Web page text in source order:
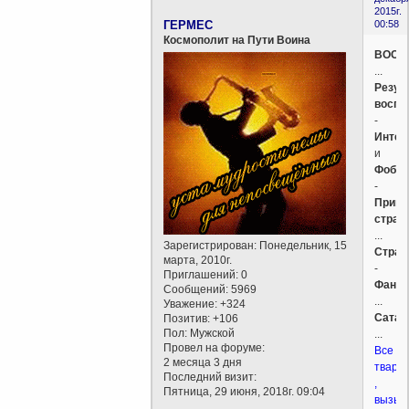
2015г.
00:58
ГЕРМЕС
Космополит на Пути Воина
Зарегистрирован: Понедельник, 15
марта, 2010г.
Приглашений: 0
Сообщений: 5969
Уважение: +324
Позитив: +106
Пол: Мужской
Провел на форуме:
2 месяца 3 дня
Последний визит:
Пятница, 29 июня, 2018г. 09:04
-
и
Фобии
-
страх
Страх
-
Все
твари